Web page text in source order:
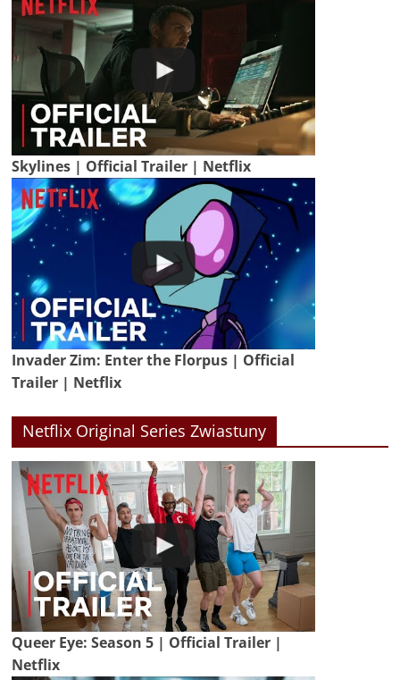
Skylines | Official Trailer | Netflix
Invader Zim: Enter the Florpus | Official
Trailer | Netflix
Netflix Original Series Zwiastuny
Queer Eye: Season 5 | Official Trailer |
Netflix